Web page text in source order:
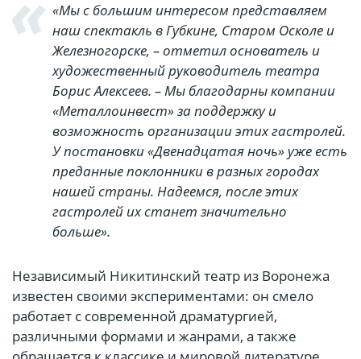
«Мы с большим интересом представляем
наш спектакль в Губкине, Старом Осколе и
Железногорске, – отметил основатель и
художественный руководитель театра
Борис Алексеев. – Мы благодарны компании
«Металлоинвест» за поддержку и
возможность организации этих гастролей.
У постановки «Двенадцатая ночь» уже есть
преданные поклонники в разных городах
нашей страны. Надеемся, после этих
гастролей их станет значительно
больше».
Независимый Никитинский театр из Воронежа
известен своими экспериментами: он смело
работает с современной драматургией,
различными формами и жанрами, а также